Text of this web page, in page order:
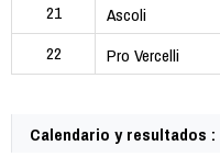
21
Ascoli
22
Pro Vercelli
Calendario y resultados :